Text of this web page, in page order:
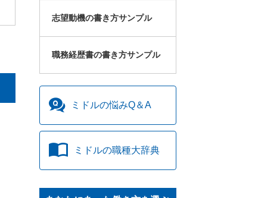
志望動機の書き方サンプル
職務経歴書の書き方サンプル
ミドルの悩みQ＆A
ミドルの職種大辞典